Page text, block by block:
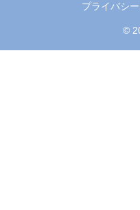
プライバシ
©